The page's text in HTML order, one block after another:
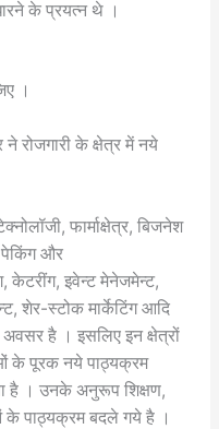
के प्रयत्न थे ।
।
रोजगारी के क्षेत्र में नये
फार्माक्षेत्र, बिजनेश
पेकिंग और
केटरींग, इवेन्ट मेनेजमेन्ट,
शेर-स्टोक मार्केटिंग आदि
अवसर है । इसलिए इन क्षेत्रों
के पूरक नये पाठ्यक्रम
है । उनके अनुरूप शिक्षण,
के पाठ्यक्रम बदले गये है ।